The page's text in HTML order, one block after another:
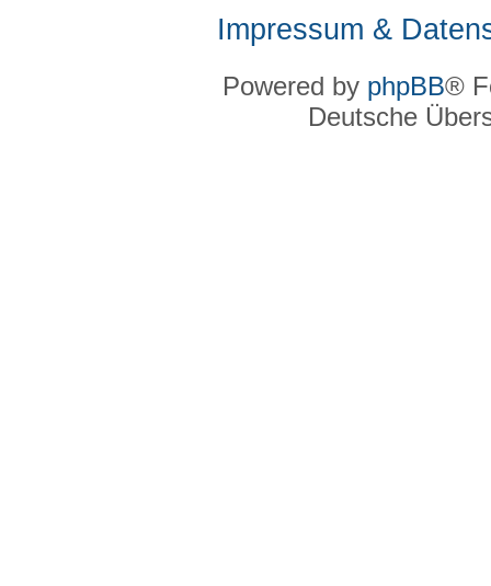
Impressum &
Powered by phpBB®
Deutsche